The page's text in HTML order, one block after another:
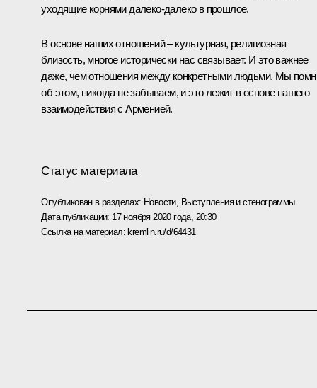
уходящие корнями далеко-далеко в прошлое.
В основе наших отношений – культурная, религиозная
близость, многое исторически нас связывает. И это важнее
даже, чем отношения между конкретными людьми. Мы
об этом, никогда не забываем, и это лежит в основе нашего
взаимодействия с Арменией.
Статус материала
Опубликован в разделах: Новости, Выступления и стенограммы
Дата публикации: 17 ноября 2020 года, 20:30
Ссылка на материал:kremlin.ru/d/64431